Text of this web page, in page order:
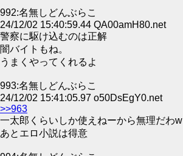
992:名無しどんぶらこ
24/12/02 15:40:59.44 QA00amH80.net
警察に駆け込むのは正解
闇バイトもね。
うまくやってくれるよ
993:名無しどんぶらこ
24/12/02 15:41:05.97 o50DsEgY0.net
>>963
一太郎くらいしか使えねーから無理だわw
あとエロ小説は得意